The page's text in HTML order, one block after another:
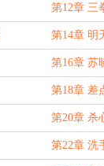
第12章 三
第14章 明
第16章 苏
第18章 差
第20章 杀
第22章 洗